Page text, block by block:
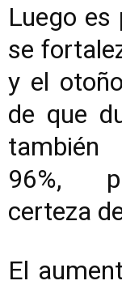
Luego es
se
y el
de que
también
96%,
certeza
El